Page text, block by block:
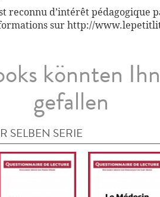
reconnu d’intérêt pédagogique
sur http://
könnten
gefallen
SELBEN SERIE